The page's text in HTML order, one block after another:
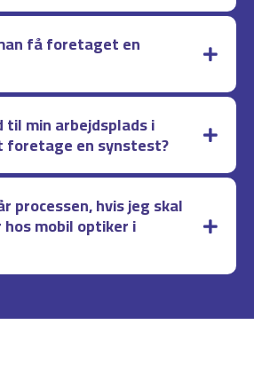
få foretaget en
til min arbejdsplads i
foretage en synstest?
processen, hvis jeg skal
mobil optiker i